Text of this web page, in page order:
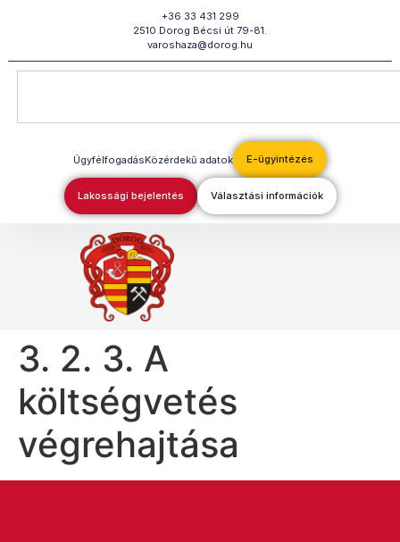
+36 33 431 299
2510 Dorog Bécsi út 79-81.
varoshaza@dorog.hu
ÜgyfélfogadásKözérdekű adatok E-ügyintézés
Lakossági bejelentés Választási információk
3. 2. 3. A
költségvetés
végrehajtása